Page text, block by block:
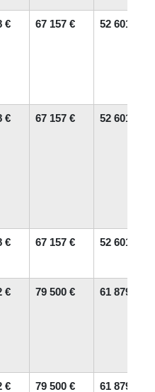
€ 67 157 € 52 601 €
€ 67 157 € 52 601 €
€ 67 157 € 52 601 €
€ 79 500 € 61 879 €
€ 79 500 € 61 879 €